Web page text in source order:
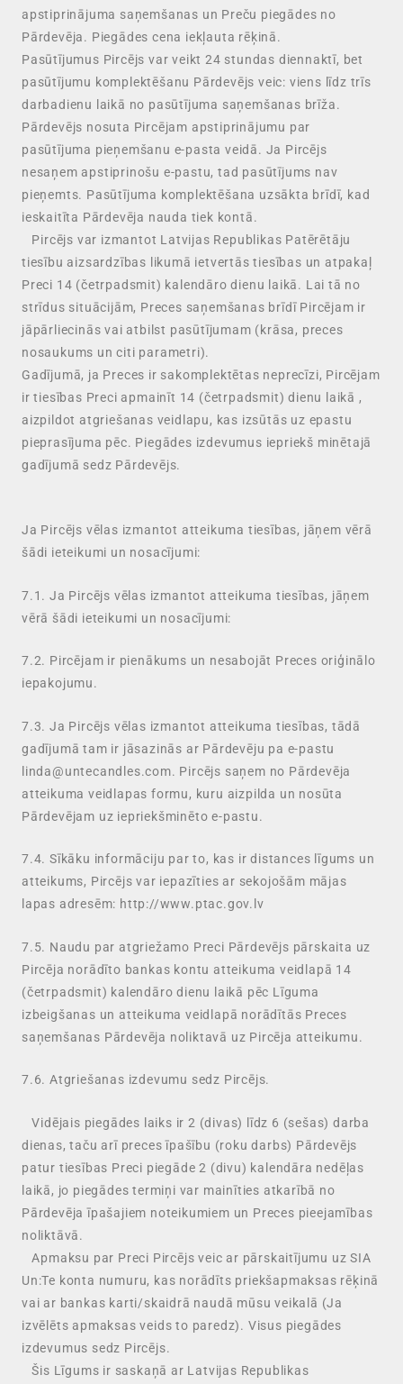
apstiprinājuma saņemšanas un Preču piegādes no
Pārdevēja. Piegādes cena iekļauta rēķinā.
Pasūtījumus Pircējs var veikt 24 stundas diennaktī, bet
pasūtījumu komplektēšanu Pārdevējs veic: viens līdz trīs
darbadienu laikā no pasūtījuma saņemšanas brīža.
Pārdevējs nosuta Pircējam apstiprinājumu par
pasūtījuma pieņemšanu e-pasta veidā. Ja Pircējs
nesaņem apstiprinošu e-pastu, tad pasūtījums nav
pieņemts. Pasūtījuma komplektēšana uzsākta brīdī, kad
ieskaitīta Pārdevēja nauda tiek kontā.
Pircējs var izmantot Latvijas Republikas Patērētāju
tiesību aizsardzības likumā ietvertās tiesības un atpakaļ
Preci 14 (četrpadsmit) kalendāro dienu laikā. Lai tā no
strīdus situācijām, Preces saņemšanas brīdī Pircējam ir
jāpārliecinās vai atbilst pasūtījumam (krāsa, preces
nosaukums un citi parametri).
Gadījumā, ja Preces ir sakomplektētas neprecīzi, Pircējam
ir tiesības Preci apmainīt 14 (četrpadsmit) dienu laikā ,
aizpildot atgriešanas veidlapu, kas izsūtās uz epastu
pieprasījuma pēc. Piegādes izdevumus iepriekš minētajā
gadījumā sedz Pārdevējs.
Ja Pircējs vēlas izmantot atteikuma tiesības, jāņem vērā
šādi ieteikumi un nosacījumi:
7.1. Ja Pircējs vēlas izmantot atteikuma tiesības, jāņem
vērā šādi ieteikumi un nosacījumi:
7.2. Pircējam ir pienākums un nesabojāt Preces oriģinālo
iepakojumu.
7.3. Ja Pircējs vēlas izmantot atteikuma tiesības, tādā
gadījumā tam ir jāsazinās ar Pārdevēju pa e-pastu
linda@untecandles.com. Pircējs saņem no Pārdevēja
atteikuma veidlapas formu, kuru aizpilda un nosūta
Pārdevējam uz iepriekšminēto e-pastu.
7.4. Sīkāku informāciju par to, kas ir distances līgums un
atteikums, Pircējs var iepazīties ar sekojošām mājas
lapas adresēm: http://www.ptac.gov.lv
7.5. Naudu par atgriežamo Preci Pārdevējs pārskaita uz
Pircēja norādīto bankas kontu atteikuma veidlapā 14
(četrpadsmit) kalendāro dienu laikā pēc Līguma
izbeigšanas un atteikuma veidlapā norādītās Preces
saņemšanas Pārdevēja noliktavā uz Pircēja atteikumu.
7.6. Atgriešanas izdevumu sedz Pircējs.
Vidējais piegādes laiks ir 2 (divas) līdz 6 (sešas) darba
dienas, taču arī preces īpašību (roku darbs) Pārdevējs
patur tiesības Preci piegāde 2 (divu) kalendāra nedēļas
laikā, jo piegādes termiņi var mainīties atkarībā no
Pārdevēja īpašajiem noteikumiem un Preces pieejamības
noliktāvā.
Apmaksu par Preci Pircējs veic ar pārskaitījumu uz SIA
Un:Te konta numuru, kas norādīts priekšapmaksas rēķinā
vai ar bankas karti/skaidrā naudā mūsu veikalā (Ja
izvēlēts apmaksas veids to paredz). Visus piegādes
izdevumus sedz Pircējs.
Šis Līgums ir saskaņā ar Latvijas Republikas